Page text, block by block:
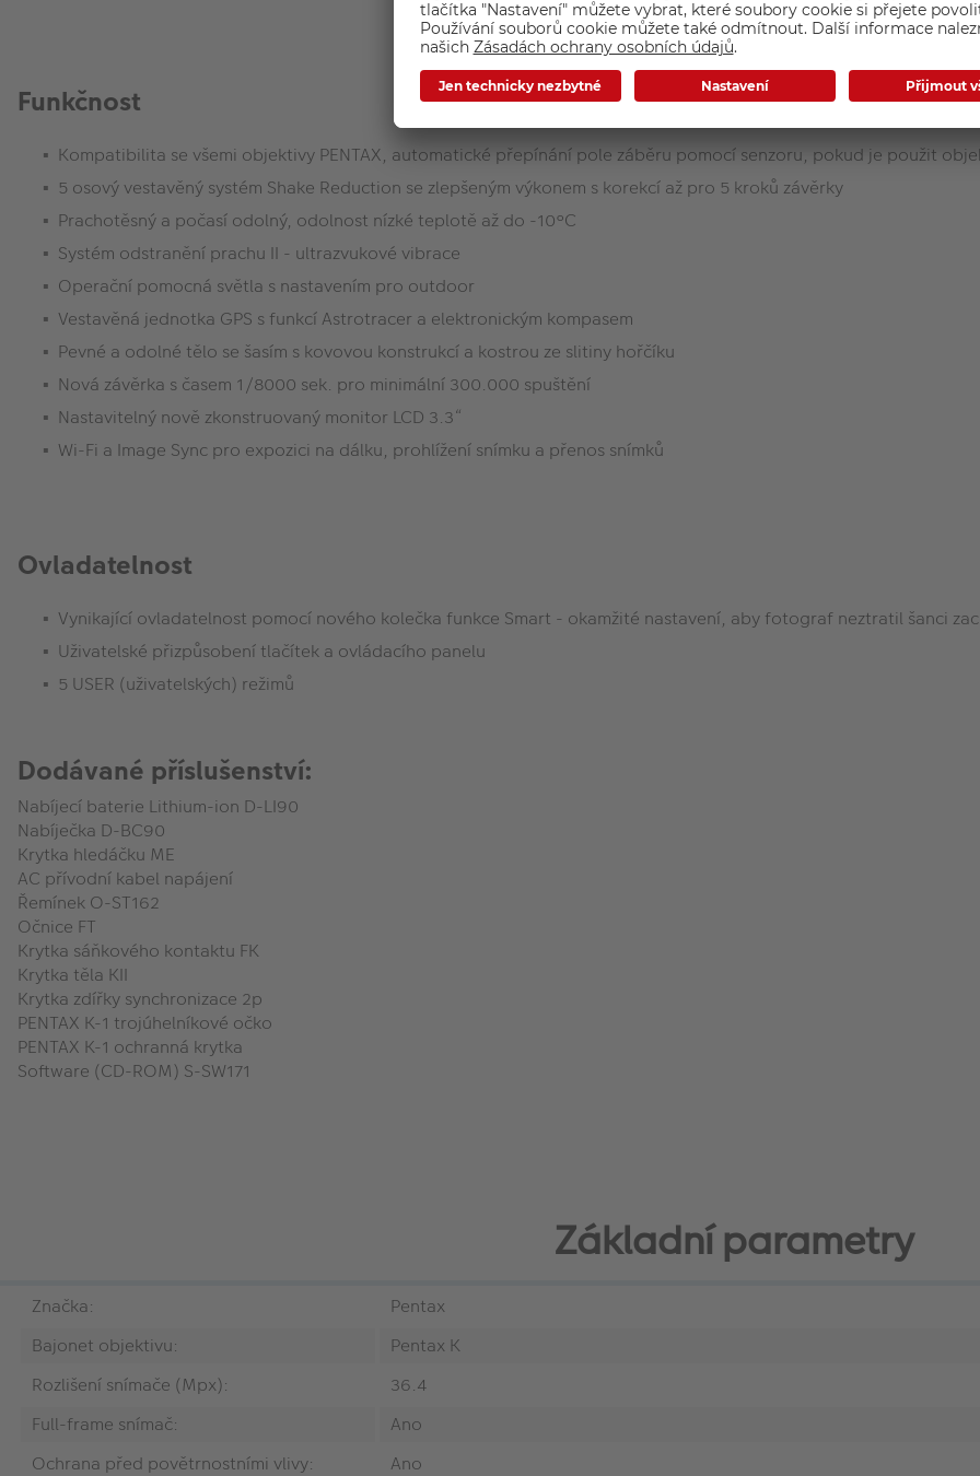
Funkčnost
Kompatibilita se všemi objektivy PENTAX, automatické přepínání pole záběru pomocí senzoru, pokud je použit
5 osový vestavěný systém Shake Reduction se zlepšeným výkonem s korekcí až pro 5 kroků závěrky
Prachotěsný a počasí odolný, odolnost nízké teplotě až do -10°C
Systém odstranění prachu II - ultrazvukové vibrace
Operační pomocná světla s nastavením pro outdoor
Vestavěná jednotka GPS s funkcí Astrotracer a elektronickým kompasem
Pevné a odolné tělo se šasím s kovovou konstrukcí a kostrou ze slitiny hořčíku
Nová závěrka s časem 1/8000 sek. pro minimální 300.000 spuštění
Nastavitelný nově zkonstruovaný monitor LCD 3.3“
Wi-Fi a Image Sync pro expozici na dálku, prohlížení snímku a přenos snímků
Ovladatelnost
Vynikající ovladatelnost pomocí nového kolečka funkce Smart - okamžité nastavení, aby fotograf neztratil šanci
Uživatelské přizpůsobení tlačítek a ovládacího panelu
5 USER (uživatelských) režimů
Dodávané příslušenství:
Nabíjecí baterie Lithium-ion D-LI90
Nabíječka D-BC90
Krytka hledáčku ME
AC přívodní kabel napájení
Řemínek O-ST162
Očnice FT
Krytka sáňkového kontaktu FK
Krytka těla KII
Krytka zdířky synchronizace 2p
PENTAX K-1 trojúhelníkové očko
PENTAX K-1 ochranná krytka
Software (CD-ROM) S-SW171
Základní parametry
Značka:
Pentax
Bajonet objektivu:
Pentax K
Rozlišení snímače (Mpx):
36.4
Full-frame snímač:
Ano
Ochrana před povětrnostními vlivy:
Ano